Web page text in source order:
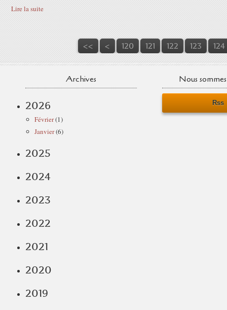
Lire la suite
<< < 100
110
120 121 122 123 124
Archives
2026
Février(1)
Janvier(6)
2025
2024
2023
2022
2021
2020
2019
Nous
Rss